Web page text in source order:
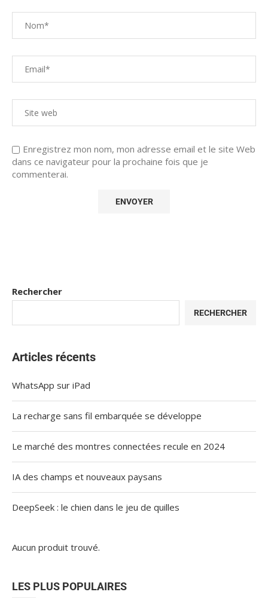
Enregistrez mon nom, mon adresse email et le site Web
dans ce navigateur pour la prochaine fois que je
commenterai.
Rechercher
RECHERCHER
Articles récents
WhatsApp sur iPad
La recharge sans fil embarquée se développe
Le marché des montres connectées recule en 2024
IA des champs et nouveaux paysans
DeepSeek : le chien dans le jeu de quilles
Aucun produit trouvé.
LES PLUS POPULAIRES